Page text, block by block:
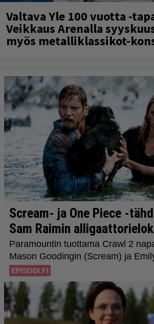
Valtava Yle 100 vuotta -
Veikkaus Arenalla
myös metalliklassikot-